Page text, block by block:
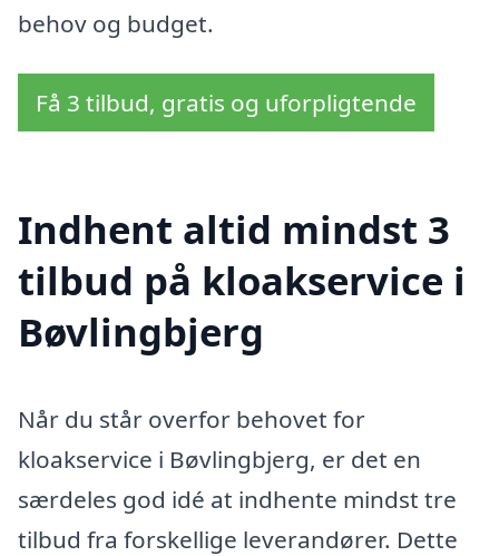
behov og budget.
Få 3 tilbud, gratis og uforpligtende
Indhent altid mindst 3
tilbud på kloakservice i
Bøvlingbjerg
Når du står overfor behovet for
kloakservice i Bøvlingbjerg, er det en
særdeles god idé at indhente mindst tre
tilbud fra forskellige leverandører. Dette